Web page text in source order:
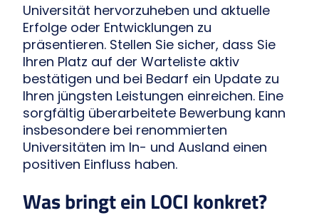
Universität hervorzuheben und aktuelle
Erfolge oder Entwicklungen zu
präsentieren. Stellen Sie sicher, dass Sie
Ihren Platz auf der Warteliste aktiv
bestätigen und bei Bedarf ein Update zu
Ihren jüngsten Leistungen einreichen. Eine
sorgfältig überarbeitete Bewerbung kann
insbesondere bei renommierten
Universitäten im In- und Ausland einen
positiven Einfluss haben.
Was bringt ein LOCI konkret?